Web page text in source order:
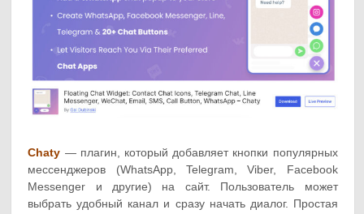
Chaty — плагин, который добавляет кнопки популярных
мессенджеров (WhatsApp, Telegram, Viber, Facebook
Messenger и другие) на сайт. Пользователь может
выбрать удобный канал и сразу начать диалог. Простая